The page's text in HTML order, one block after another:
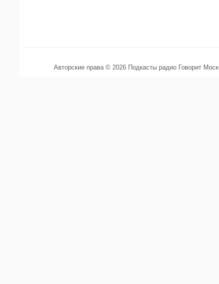
Авторские права © 2026 Подкасты радио Говорит